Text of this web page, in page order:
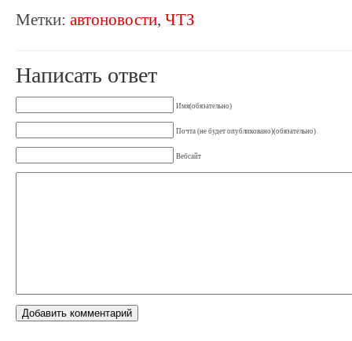
Метки: автоновости, ЧТЗ
Написать ответ
Имя(обязательно)
Почта (не будет опубликовано)(обязательно)
Вебсайт